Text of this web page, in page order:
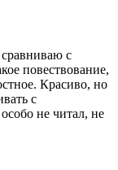
с
повествование,
Красиво, но
с
не читал, не